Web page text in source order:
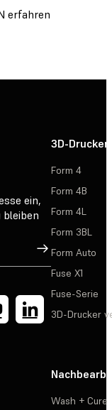
erfahren
ein,
bleiben
Registrieren
3D-Drucker
Form 4
Form 4B
Form 4L
Form 3BL
Form Auto
Fuse X1
Fuse-Serie
3D-Drucker
Wash + Cure